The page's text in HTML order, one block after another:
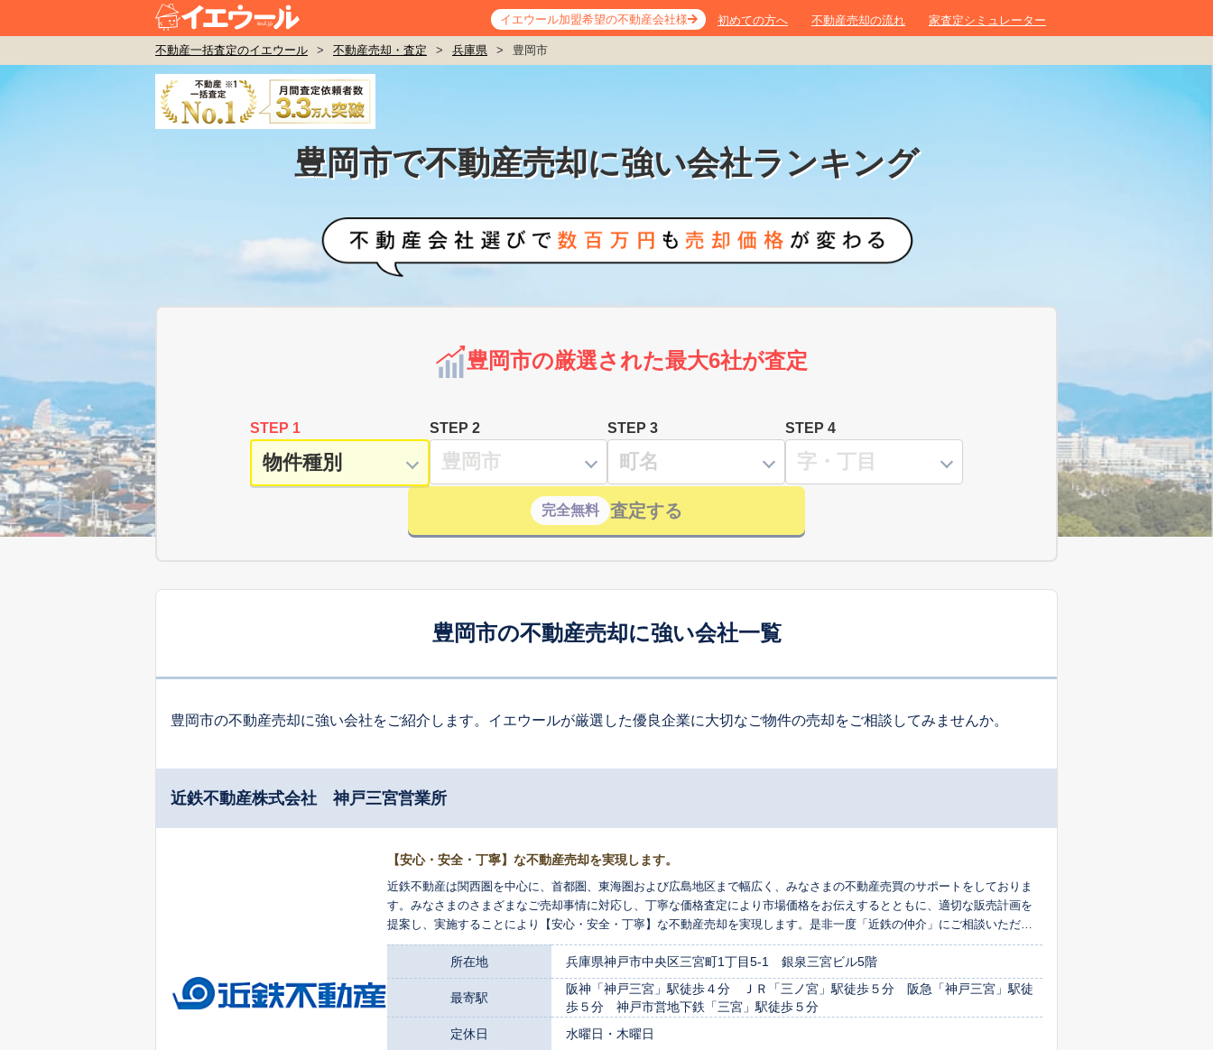
イエウール加盟希望の不動産会社様 初めての方へ 不動産売却の流れ 家査定シミュレーター
不動産一括査定のイエウール > 不動産売却・査定 > 兵庫県 > 豊岡市
豊岡市で不動産売却に強い会社ランキング
豊岡市の厳選された最大6社が査定
STEP 1 STEP 2 STEP 3 STEP 4
完全無料 査定する
豊岡市の不動産売却に強い会社一覧
豊岡市の不動産売却に強い会社をご紹介します。イエウールが厳選した優良企業に大切なご物件の売却をご相談してみませんか。
近鉄不動産株式会社 神戸三宮営業所
【安心・安全・丁寧】な不動産売却を実現します。
近鉄不動産は関西圏を中心に、首都圏、東海圏および広島地区まで幅広く、みなさまの不動産売買のサポートをしておりま
す。みなさまのさまざまなご売却事情に対応し、丁寧な価格査定により市場価格をお伝えするとともに、適切な販売計画を
提案し、実施することにより【安心・安全・丁寧】な不動産売却を実現します。是非一度「近鉄の仲介」にご相談いただ
き、みなさまのご希望をお伝えください。お待ちしております。
所在地 兵庫県神戸市中央区三宮町1丁目5-1 銀泉三宮ビル5階
最寄駅
阪神「神戸三宮」駅徒歩４分 ＪＲ「三ノ宮」駅徒歩５分 阪急「神戸三宮」駅徒
歩５分 神戸市営地下鉄「三宮」駅徒歩５分
定休日
水曜日・木曜日